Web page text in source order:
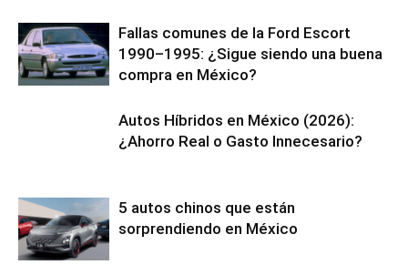
Fallas comunes de la Ford Escort
1990–1995: ¿Sigue siendo una buena
compra en México?
Autos Híbridos en México (2026):
¿Ahorro Real o Gasto Innecesario?
5 autos chinos que están
sorprendiendo en México